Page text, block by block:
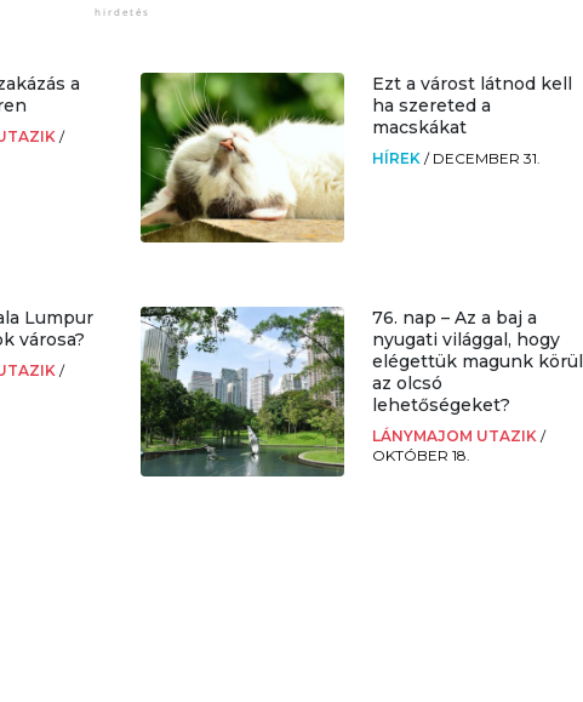
a
/
Ezt a várost látnod kell
ha szereted a
macskákat
HÍREK / DECEMBER 31.
Lumpur
városa?
/
76. nap – Az a baj a
nyugati világgal, hogy
elégettük magunk körül
az olcsó
lehetőségeket?
LÁNYMAJOM UTAZIK /
OKTÓBER 18.